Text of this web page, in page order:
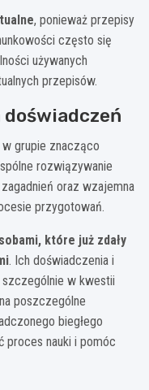
, ponieważ przepisy
często się
używanych
przepisów.
grupie znacząco
rozwiązywanie
oraz wzajemna
przygotowań.
które już zdały
. Ich doświadczenia i
w kwestii
poszczególne
biegłego
proces nauki i pomóc